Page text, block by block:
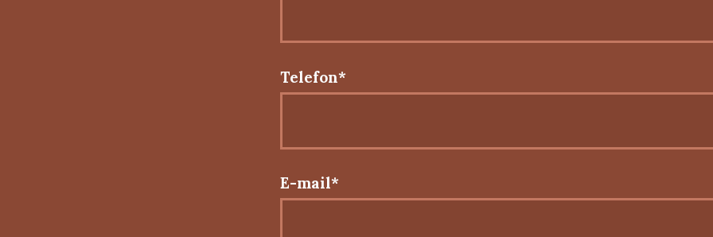
Telefon*
E-mail*